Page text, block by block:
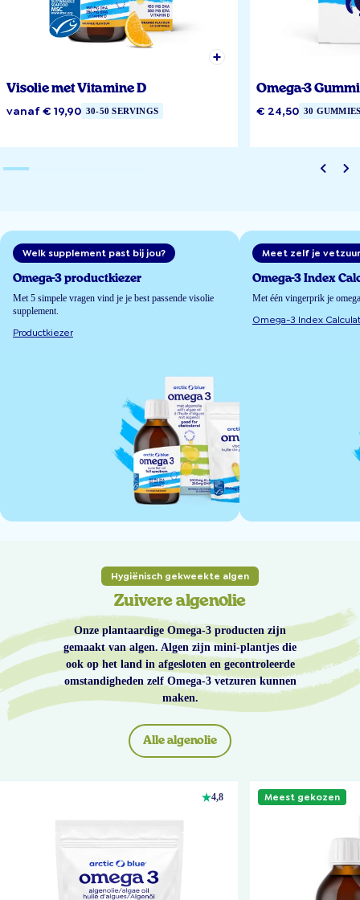
Visolie met Vitamine D
vanaf € 19,90 30-50 SERVINGS
Omega-3
€ 24,50 30
Welk supplement past bij jou?
Omega-3 productkiezer
Met 5 simpele vragen vind je je best passende visolie
supplement.
Productkiezer
Meet zelf je
Omega-3 Index
Met één vingerprik je
Omega-3 Index
Hygiënisch gekweekte algen
Zuivere algenolie
Onze plantaardige Omega-3 producten zijn
gemaakt van algen. Algen zijn mini-plantjes die
ook op het land in afgesloten en gecontroleerde
omstandigheden zelf Omega-3 vetzuren kunnen
maken.
Alle algenolie
4,8 Meest gekozen